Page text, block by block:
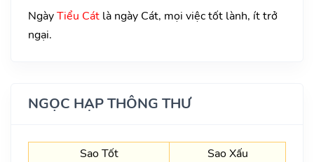
NgàyTiểu Cát là ngày Cát, mọi việc tốt lành, ít trở
ngại.
NGỌC HẠP THÔNG THƯ
Sao Tốt Sao Xấu